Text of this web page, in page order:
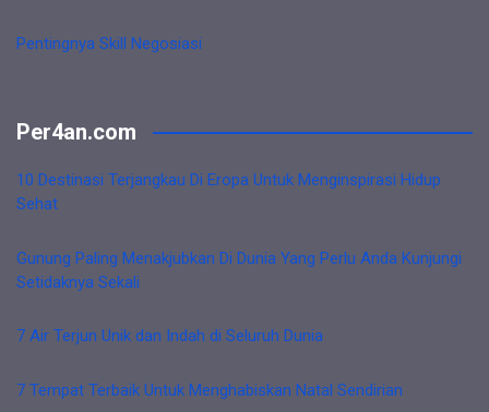
Pentingnya Skill Negosiasi
Per4an.com
10 Destinasi Terjangkau Di Eropa Untuk Menginspirasi Hidup
Sehat
Gunung Paling Menakjubkan Di Dunia Yang Perlu Anda Kunjungi
Setidaknya Sekali
7 Air Terjun Unik dan Indah di Seluruh Dunia
7 Tempat Terbaik Untuk Menghabiskan Natal Sendirian